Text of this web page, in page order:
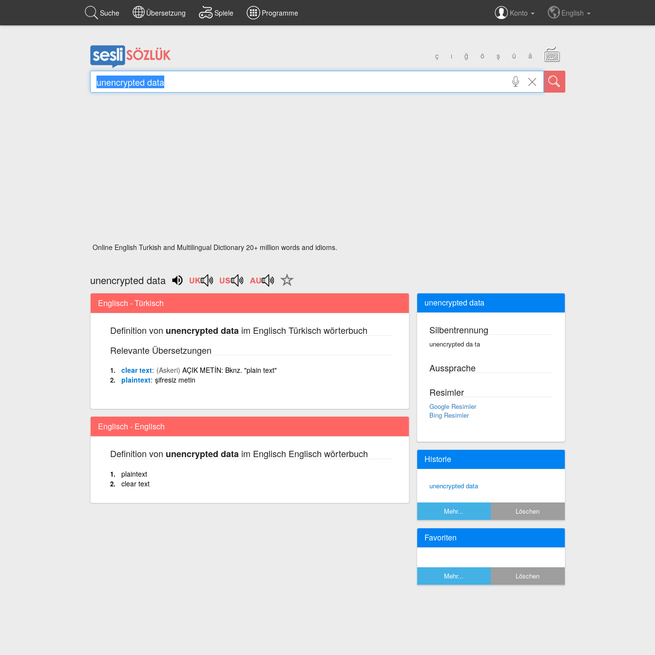
Suche Übersetzung Spiele Programme Konto English
ç ı ğ ö ş ü â
Online English Turkish and Multilingual Dictionary 20+ million words and idioms.
unencrypted data
Englisch - Türkisch
Definition von unencrypted data im Englisch Türkisch wörterbuch
Relevante Übersetzungen
clear text (Askeri) AÇIK METİN: Bknz. "plain text"
plaintext şifresiz metin
Englisch - Englisch
Definition von unencrypted data im Englisch Englisch wörterbuch
plaintext
clear text
unencrypted data
Silbentrennung
unencrypted da·ta
Aussprache
Resimler
Google Resimler
Bing Resimler
Historie
unencrypted data
Mehr... Löschen
Favoriten
Mehr... Löschen